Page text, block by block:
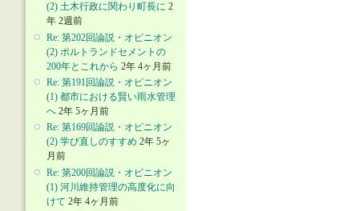
(2) 土木行政に関わり町長に 2
年 2週前
Re: 第202回論説・オピニオン
(2) ポルトランドセメントの
200年とこれから 2年 4ヶ月前
Re: 第191回論説・オピニオン
(1) 都市における賢い雨水管理
へ 2年 5ヶ月前
Re: 第169回論説・オピニオン
(2) 学び直しのすすめ 2年 5ヶ
月前
Re: 第200回論説・オピニオン
(1) 河川維持管理の高度化に向
けて 2年 4ヶ月前